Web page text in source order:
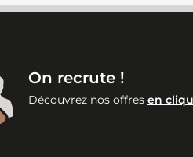
On recrute !
Découvrez nos offres en